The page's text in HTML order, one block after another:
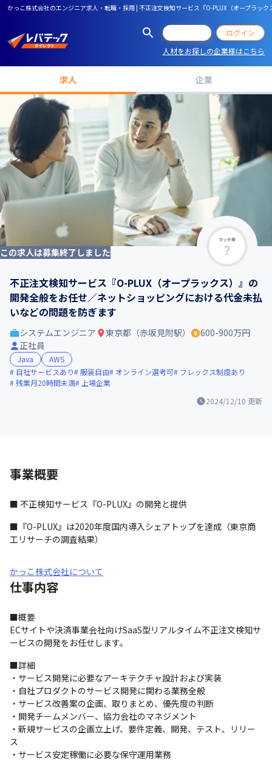
かっこ株式会社のエンジニア求人・転職・採用 | 不正注文検知サービス『O-PLUX（オープラッ
ログイン
人材をお探しの企業様はこちら
求人 企業
マッチ率
この求人は募集終了しました
不正注文検知サービス『O-PLUX（オープラックス）』の
開発全般をお任せ／ネットショッピングにおける代金未払
いなどの問題を防ぎます
2024/12/10 更新
システムエンジニア 東京都（赤坂見附駅）
600-900万円
正社員
Java
AWS
自社サービスあり
服装自由 オンライン選考可
フレックス制度あり
残業月20時間未満
上場企業
事業概要
■ 不正検知サービス『O-PLUX』の開発と提供
■『O-PLUX』は2020年度国内導入シェアトップを達成（東京商
工リサーチの調査結果）
かっこ株式会社について
仕事内容
■概要
ECサイトや決済事業会社向けSaaS型リアルタイム不正注文検知サ
ービスの開発をお任せします。
■詳細
・サービス開発に必要なアーキテクチャ設計および実装
・自社プロダクトのサービス開発に関わる業務全般
・サービス改善案の企画、取りまとめ、優先度の判断
・開発チームメンバー、協力会社のマネジメント
・新規サービスの企画立上げ、要件定義、開発、テスト、リリー
ス
・サービス安定稼働に必要な保守運用業務